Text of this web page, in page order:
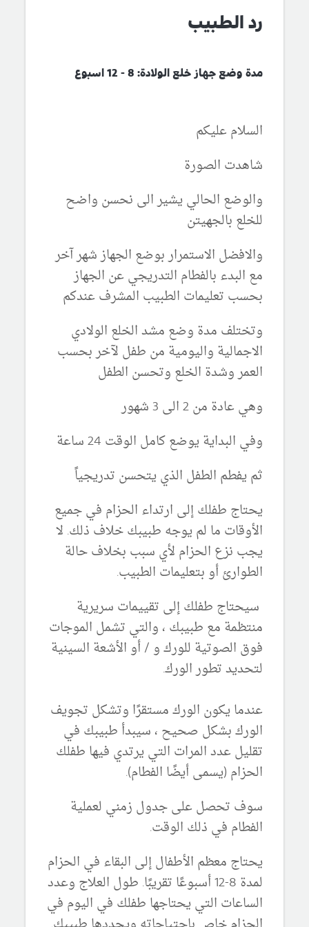
رد الطبيب
مدة وضع جهاز خلع الولادة: 8 - 12 اسبوع
السلام عليكم
شاهدت الصورة
والوضع الحالي يشير الى نحسن واضح
للخلع بالجهيتن
والافضل الاستمرار بوضع الجهاز شهر آخر
مع البدء بالفطام التدريجي عن الجهاز
بحسب تعليمات الطبيب المشرف عندكم
وتختلف مدة وضع مشد الخلع الولادي
الاجمالية واليومية من طفل لآخر بحسب
العمر وشدة الخلع وتحسن الطفل
وهي عادة من 2 الى 3 شهور
وفي البداية يوضع كامل الوقت 24 ساعة
ثم يفطم الطفل الذي يتحسن تدريجياً
يحتاج طفلك إلى ارتداء الحزام في جميع
الأوقات ما لم يوجه طبيبك خلاف ذلك. لا
يجب نزع الحزام لأي سبب بخلاف حالة
الطوارئ أو بتعليمات الطبيب.
سيحتاج طفلك إلى تقييمات سريرية
منتظمة مع طبيبك ، والتي تشمل الموجات
فوق الصوتية للورك و / أو الأشعة السينية
لتحديد تطور الورك.
عندما يكون الورك مستقرًا وتشكل تجويف
الورك بشكل صحيح ، سيبدأ طبيبك في
تقليل عدد المرات التي يرتدي فيها طفلك
الحزام (يسمى أيضًا الفطام).
سوف تحصل على جدول زمني لعملية
الفطام في ذلك الوقت.
يحتاج معظم الأطفال إلى البقاء في الحزام
لمدة 8-12 أسبوعًا تقريبًا.
طول العلاج وعدد
الساعات التي يحتاجها طفلك في اليوم في